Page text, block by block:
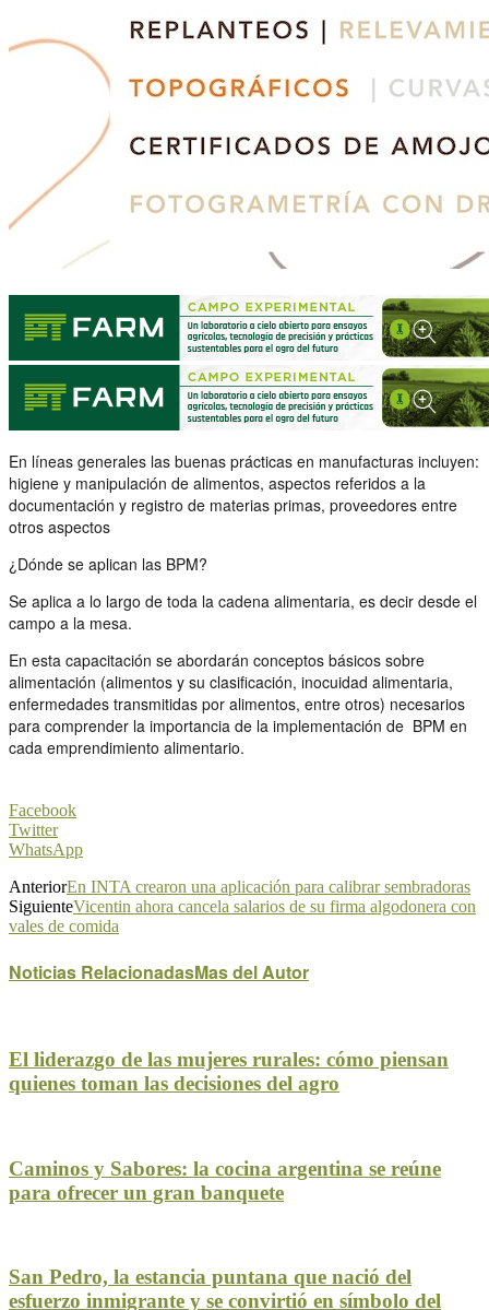
En líneas generales las buenas prácticas en manufacturas incluyen:
higiene y manipulación de alimentos, aspectos referidos a la
documentación y registro de materias primas, proveedores entre
otros aspectos
¿Dónde se aplican las BPM?
Se aplica a lo largo de toda la cadena alimentaria, es decir desde el
campo a la mesa.
En esta capacitación se abordarán conceptos básicos sobre
alimentación (alimentos y su clasificación, inocuidad alimentaria,
enfermedades transmitidas por alimentos, entre otros) necesarios
para comprender la importancia de la implementación de BPM en
cada emprendimiento alimentario.
Facebook
Twitter
WhatsApp
AnteriorEn INTA crearon una aplicación para calibrar sembradoras
SiguienteVicentin ahora cancela salarios de su firma algodonera con
vales de comida
Noticias RelacionadasMas del Autor
El liderazgo de las mujeres rurales: cómo piensan
quienes toman las decisiones del agro
Caminos y Sabores: la cocina argentina se reúne
para ofrecer un gran banquete
San Pedro, la estancia puntana que nació del
esfuerzo inmigrante y se convirtió en símbolo del